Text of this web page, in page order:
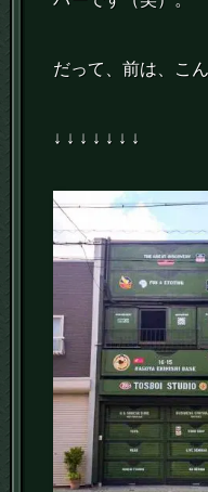
だって、前は、こ
↓ ↓ ↓ ↓ ↓ ↓ ↓